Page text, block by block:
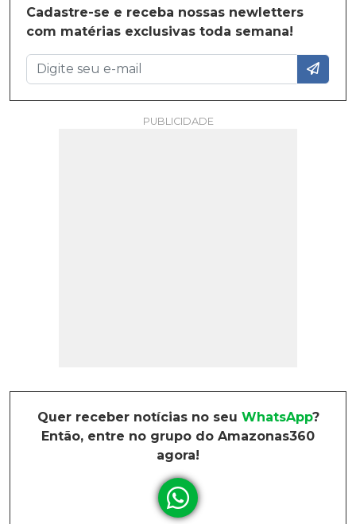
Cadastre-se e receba nossas newletters
com matérias exclusivas toda semana!
PUBLICIDADE
Quer receber notícias no seu WhatsApp?
Então, entre no grupo do Amazonas360
agora!